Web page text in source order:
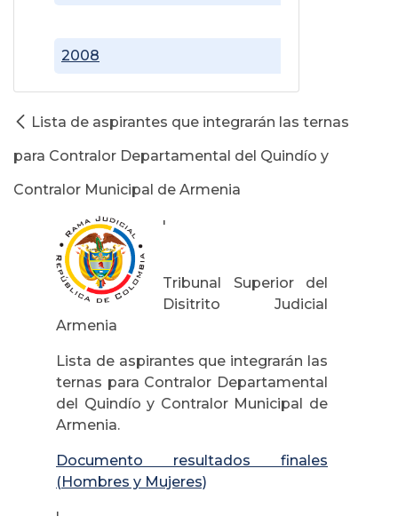
2008
Lista de aspirantes que integrarán las ternas
para Contralor Departamental del Quindío y
Contralor Municipal de Armenia
'
Tribunal Superior del
Disitrito Judicial
Armenia
Lista de aspirantes que integrarán las
ternas para Contralor Departamental
del Quindío y Contralor Municipal de
Armenia.
Documento resultados finales
(Hombres y Mujeres)
'